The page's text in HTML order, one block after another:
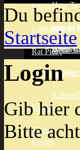
How
Was ist
Forum
neueste
meine
Umfragen
Rat Pics !
Rat Pics
FB Ratten
Videos
Team
Events
Du
Startseite
Login
Gib hier
Bitte